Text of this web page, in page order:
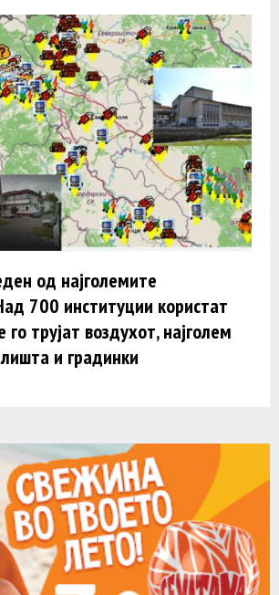
од најголемите
700 институции користат
трујат воздухот, најголем
и градинки